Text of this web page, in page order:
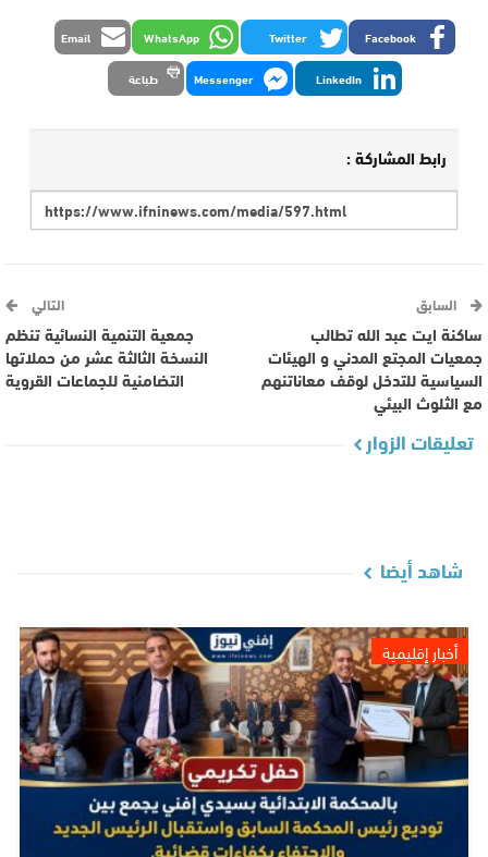
Facebook
Twitter
WhatsApp
Email
LinkedIn
Messenger طباعة
رابط المشاركة :
السابق
ساكنة ايت عبد الله تطالب
جمعيات المجتع المدني و الهيئات
السياسية للتدخل لوقف معاناتنهم
مع الثلوث البيئي
التالي
جمعية التنمية النسائية تنظم
النسخة الثالثة عشر من حملاتها
التضامنية للجماعات القروية
تعليقات الزوار
شاهد أيضا
أخبار إقليمية